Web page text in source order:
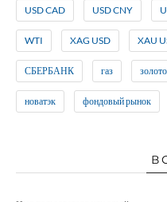
USD CAD USD CNY
WTI XAG USD XAU
СБЕРБАНК газ золото
новатэк фондовый рынок